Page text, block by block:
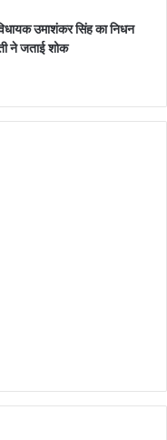
उमाशंकर सिंह का निधन
ने जताई शोक